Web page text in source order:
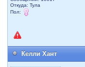
Откуда: Тула
Пол:
Келли Хант